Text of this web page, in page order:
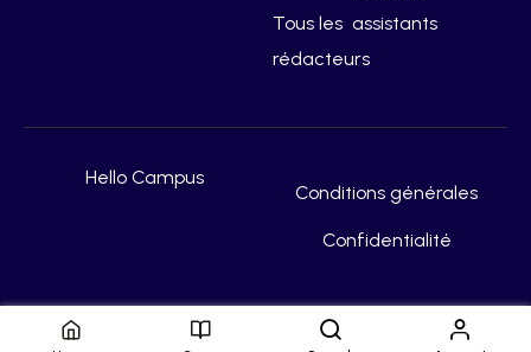
Tous les
rédacteurs
assistants
Hello Campus
Conditions générales
Confidentialité